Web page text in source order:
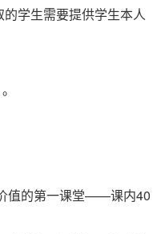
学生需要提供学生本人
值的第一课堂——课内40